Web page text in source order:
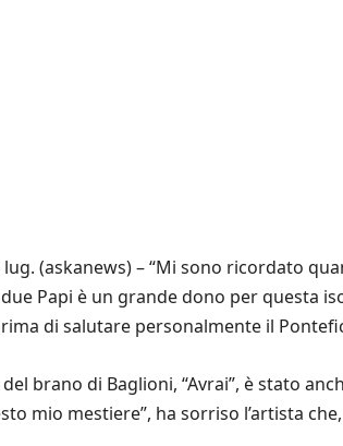
lug. (askanews) – “Mi sono ricordato
due Papi è un grande dono per questa
di salutare personalmente il
brano di Baglioni, “Avrai”, è stato
mio mestiere”, ha sorriso l’artista